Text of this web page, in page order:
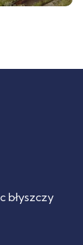
błyszczy